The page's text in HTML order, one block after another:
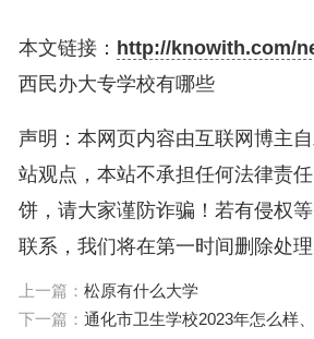
能实训中心、中医康复实训中心
心、药学实训中心、医学检验实训
心共8个实验实训中心。
3、广西工程职业学院。
广西工程职业学院（Guangxi
治区人民政府批准设立、教育部核
本文链接： http://knowith.com/
西民办大专学校有哪些
声明：本网页内容由互联网博主
站观点，本站不承担任何法律责
饼，请大家谨防诈骗！若有侵权
联系，我们将在第一时间删除处理
上一篇： 松原有什么大学
下一篇： 通化市卫生学校2023年怎么样